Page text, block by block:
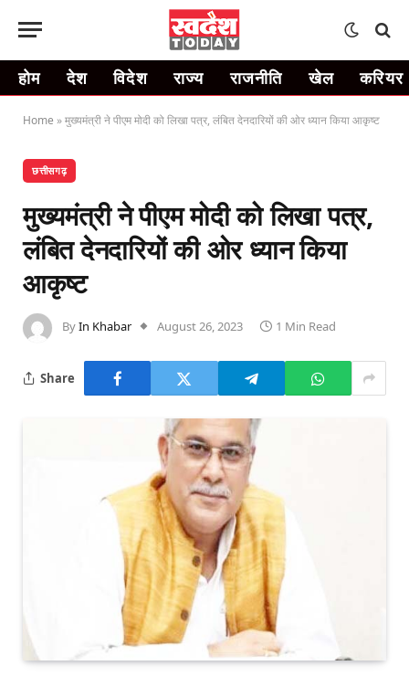
होम देश विदेश राज्य राजनीति खेल करियर
Home »मुख्यमंत्री ने पीएम मोदी को लिखा पत्र, लंबित देनदारियों की ओर ध्यान किया आकृष्ट
छत्तीसगढ़
मुख्यमंत्री ने पीएम मोदी को लिखा पत्र,
लंबित देनदारियों की ओर ध्यान किया
आकृष्ट
ByIn Khabar August 26, 2023 1 Min Read
Share